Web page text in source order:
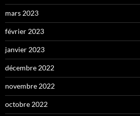
mars 2023
février 2023
janvier 2023
décembre 2022
novembre 2022
octobre 2022